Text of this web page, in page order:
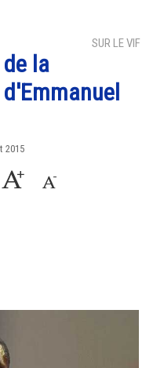
SUR LE VIF
la
2015